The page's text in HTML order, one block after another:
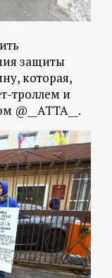
защиты
которая,
троллем и
@__ATTA__.